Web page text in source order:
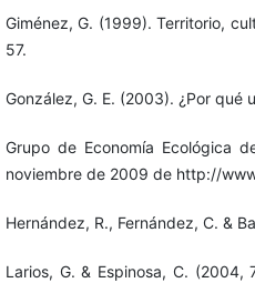
Giménez, G. (1999). Territorio,
57.
González, G. E. (2003). ¿Por qué
Grupo de Economía Ecológica
noviembre de 2009 de http://
Hernández, R., Fernández, C. &
Larios, G. & Espinosa, C.